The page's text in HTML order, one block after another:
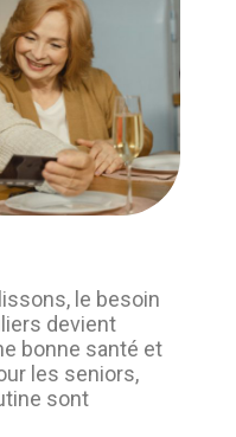
le besoin
devient
bonne santé et
les seniors,
sont